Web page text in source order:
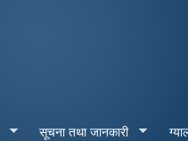
सूचना तथा जानकारी